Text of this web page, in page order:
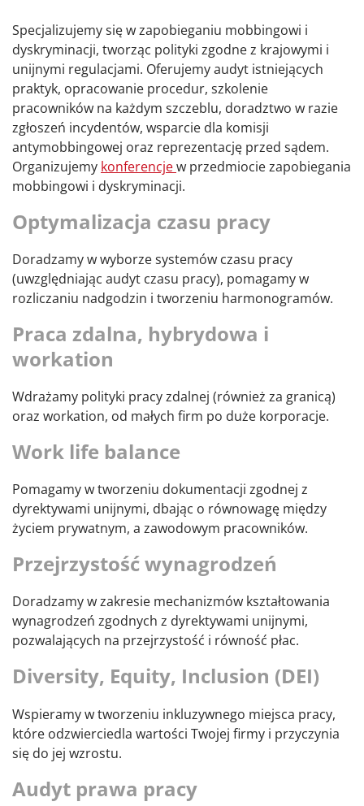
Specjalizujemy się w zapobieganiu mobbingowi i
dyskryminacji, tworząc polityki zgodne z krajowymi i
unijnymi regulacjami. Oferujemy audyt istniejących
praktyk, opracowanie procedur, szkolenie
pracowników na każdym szczeblu, doradztwo w razie
zgłoszeń incydentów, wsparcie dla komisji
antymobbingowej oraz reprezentację przed sądem.
Organizujemy konferencjew przedmiocie zapobiegania
mobbingowi i dyskryminacji.
Optymalizacja czasu pracy
Doradzamy w wyborze systemów czasu pracy
(uwzględniając audyt czasu pracy), pomagamy w
rozliczaniu nadgodzin i tworzeniu harmonogramów.
Praca zdalna, hybrydowa i
workation
Wdrażamy polityki pracy zdalnej (również za granicą)
oraz workation, od małych firm po duże korporacje.
Work life balance
Pomagamy w tworzeniu dokumentacji zgodnej z
dyrektywami unijnymi, dbając o równowagę między
życiem prywatnym, a zawodowym pracowników.
Przejrzystość wynagrodzeń
Doradzamy w zakresie mechanizmów kształtowania
wynagrodzeń zgodnych z dyrektywami unijnymi,
pozwalających na przejrzystość i równość płac.
Diversity, Equity, Inclusion (DEI)
Wspieramy w tworzeniu inkluzywnego miejsca pracy,
które odzwierciedla wartości Twojej firmy i przyczynia
się do jej wzrostu.
Audyt prawa pracy